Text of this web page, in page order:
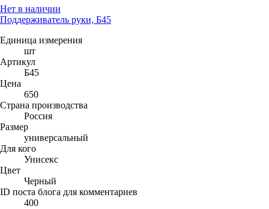
Нет в наличии
Поддерживатель руки, Б45
Единица измерения
шт
Артикул
Б45
Цена
650
Страна производства
Россия
Размер
универсальный
Для кого
Унисекс
Цвет
Черный
ID поста блога для комментариев
400